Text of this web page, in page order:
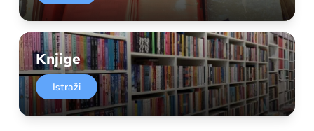
Knjige
Istraži